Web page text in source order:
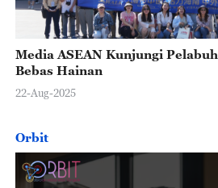
Media ASEAN Kunjungi
Bebas Hainan
22-Aug-2025
Orbit